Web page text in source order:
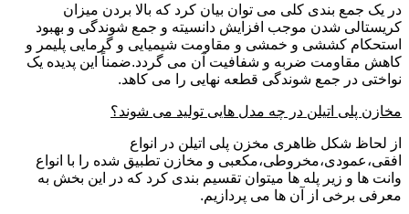
در یک جمع بندی کلی می توان بیان کرد که بالا بردن میزان
کریستالی شدن موجب افزایش دانسیته و جمع شوندگی و بهبود
استحکام کششی و خمشی و مقاومت شیمیایی و گرمایی پلیمر و
کاهش مقاومت ضربه و شفافیت آن می گردد.ضمناً این پدیده یک
نواختی در جمع شوندگی قطعه نهایی را می کاهد.
مخازن پلی اتیلن در چه مدل هایی تولید می شوند؟
از لحاظ شکل ظاهری مخزن پلی اتیلن در انواع
افقی،عمودی،مخروطی،مکعبی و مخازن تطبیق شده را با انواع
وانت ها و زیر پله ها میتوان تقسیم بندی کرد که در این بخش به
معرفی برخی از آن ها می پردازیم.